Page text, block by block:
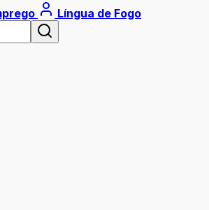
Língua de Fogo